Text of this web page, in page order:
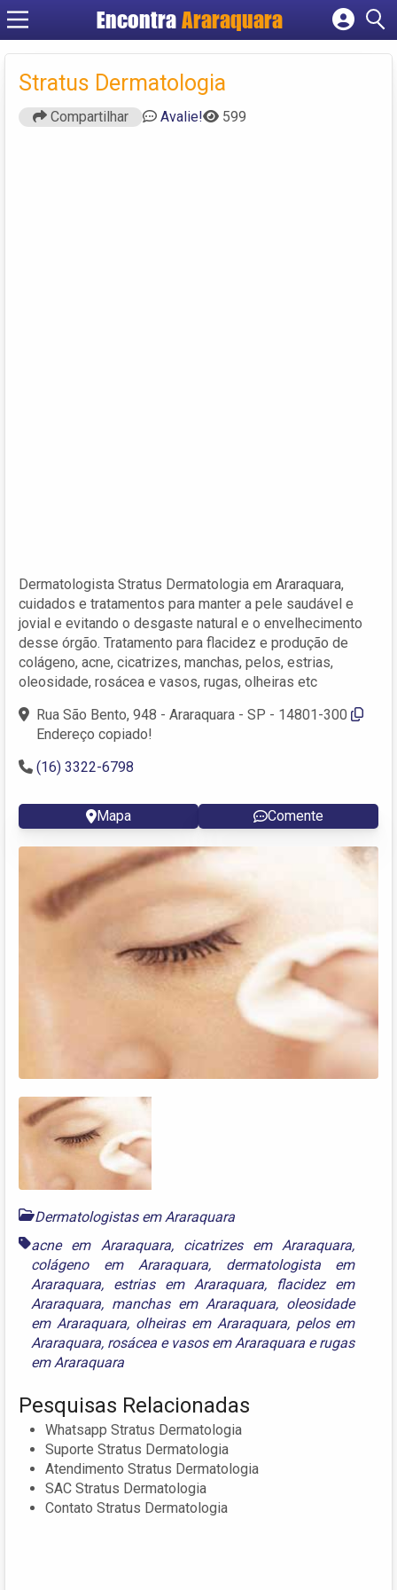
EncontraAraraquara
Cadastrar empresa
Criar conta
Stratus Dermatologia
Compartilhar Avalie! 599
Dermatologista Stratus Dermatologia em Araraquara,
cuidados e tratamentos para manter a pele saudável e
jovial e evitando o desgaste natural e o envelhecimento
desse órgão. Tratamento para flacidez e produção de
colágeno, acne, cicatrizes, manchas, pelos, estrias,
oleosidade, rosácea e vasos, rugas, olheiras etc
Rua São Bento, 948 - Araraquara - SP - 14801-300
Endereço copiado!
(16) 3322-6798
Mapa Comente
Dermatologistas em Araraquara
acne em Araraquara, cicatrizes em Araraquara,
colágeno em Araraquara, dermatologista em
Araraquara, estrias em Araraquara, flacidez em
Araraquara, manchas em Araraquara, oleosidade
em Araraquara, olheiras em Araraquara, pelos em
Araraquara, rosácea e vasos em Araraquara erugas
em Araraquara
Pesquisas Relacionadas
Whatsapp Stratus Dermatologia
Suporte Stratus Dermatologia
Atendimento Stratus Dermatologia
SAC Stratus Dermatologia
Contato Stratus Dermatologia